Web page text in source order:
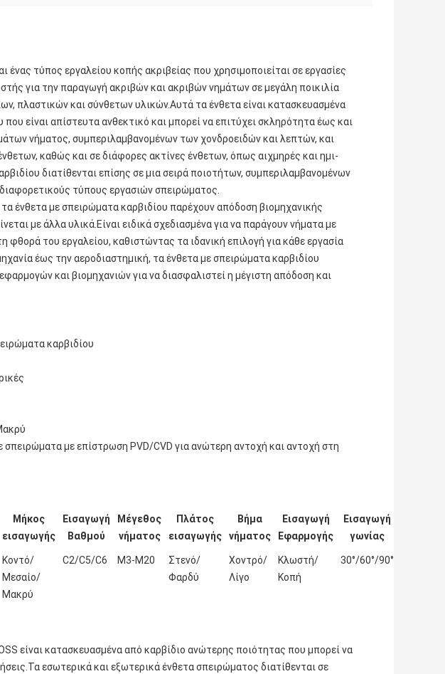
ένας τύπος εργαλείου κοπής ακριβείας που χρησιμοποιείται σε εργασίες
για την παραγωγή ακριβών και ακριβών νημάτων σε μεγάλη ποικιλία
πλαστικών και σύνθετων υλικών.Αυτά τα ένθετα είναι κατασκευασμένα
που είναι απίστευτα ανθεκτικό και μπορεί να επιτύχει σκληρότητα έως και
νήματος, συμπεριλαμβανομένων των χονδροειδών και λεπτών, και
καθώς και σε διάφορες ακτίνες ένθετων, όπως αιχμηρές και ημι-
διατίθενται επίσης σε μια σειρά ποιοτήτων, συμπεριλαμβανομένων
τύπους εργασιών σπειρώματος.
ένθετα με σπειρώματα καρβιδίου παρέχουν απόδοση βιομηχανικής
με άλλα υλικά.Είναι ειδικά σχεδιασμένα για να παράγουν νήματα με
φθορά του εργαλείου, καθιστώντας τα ιδανική επιλογή για κάθε εργασία
έως την αεροδιαστημική, τα ένθετα με σπειρώματα καρβιδίου
και βιομηχανιών για να διασφαλιστεί η μέγιστη απόδοση και
καρβιδίου
σπειρώματα με επίστρωση PVD/CVD για ανώτερη αντοχή και αντοχή στη
Μήκος
εισαγωγής
Εισαγωγή
Βαθμού
Μέγεθος
νήματος
Πλάτος
εισαγωγής
Βήμα
νήματος
Εισαγωγή
Εφαρμογής
Εισαγωγή
γωνίας
Κοντό/
Μεσαίο/
Μακρύ
C2/C5/C6 Μ3-Μ20
Στενό/
Φαρδύ
Χοντρό/
Λίγο
Κλωστή/
Κοπή
30°/60°/90°
είναι κατασκευασμένα από καρβίδιο ανώτερης ποιότητας που μπορεί να
εσωτερικά και εξωτερικά ένθετα σπειρώματος διατίθενται σε